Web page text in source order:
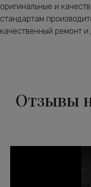
оригинальные и
стандартам
качественный ремонт и
Отзывы